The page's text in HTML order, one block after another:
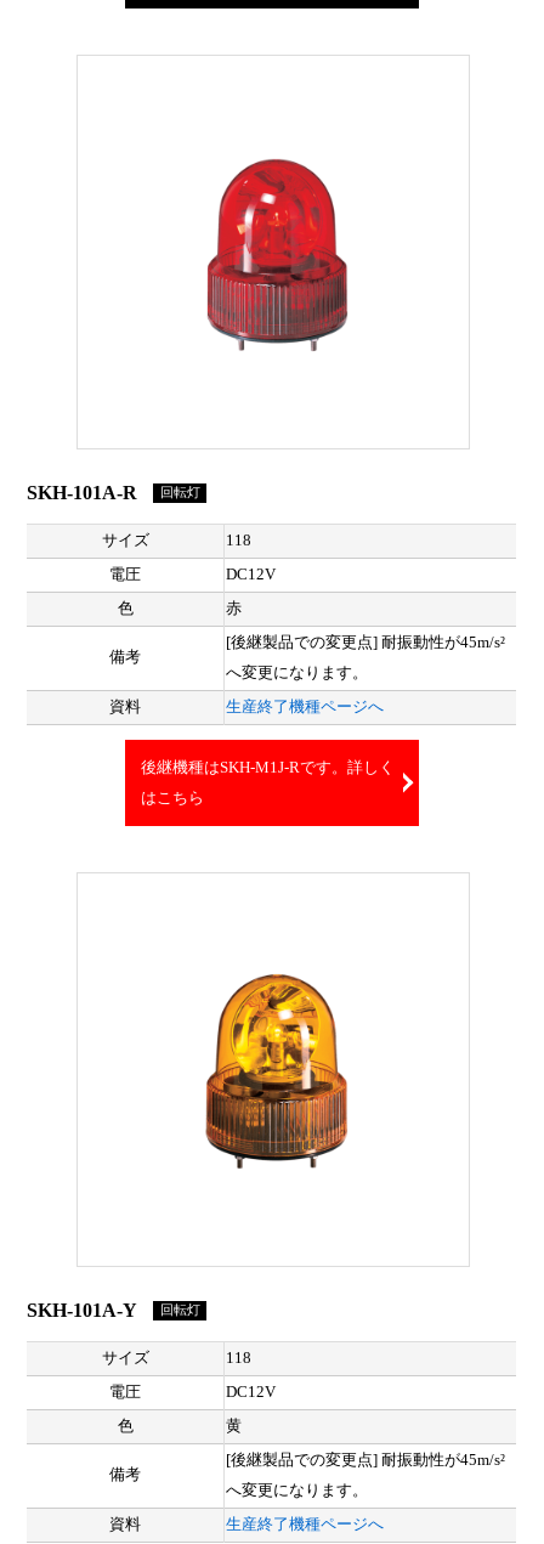
SKH-101A-R 回転灯
サイズ
118
電圧
DC12V
色
赤
備考
[後継製品での変更点] 耐振動性が45m/s²
へ変更になります。
資料
生産終了機種ページへ
後継機種はSKH-M1J-Rです。詳しく
はこちら
SKH-101A-Y 回転灯
サイズ
118
電圧
DC12V
色
黄
備考
[後継製品での変更点] 耐振動性が45m/s²
へ変更になります。
資料
生産終了機種ページへ